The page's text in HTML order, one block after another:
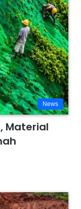
News
Material